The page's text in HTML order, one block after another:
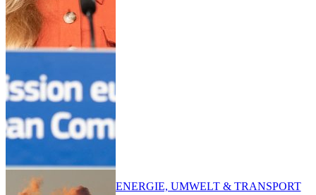
ENERGIE, UMWELT & TRANSPORT